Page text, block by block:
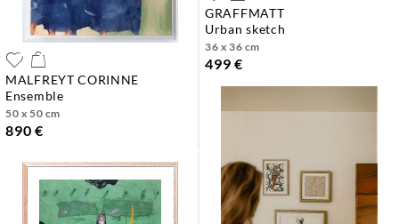
MALFREYT CORINNE
ensemble
50 x 50 cm
890 €
GRAFFMATT
urban sketch
36 x 36 cm
499 €